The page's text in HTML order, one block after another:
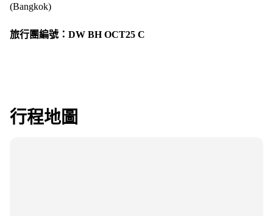
(Bangkok)
旅行團編號：DW BH OCT25 C
行程地圖